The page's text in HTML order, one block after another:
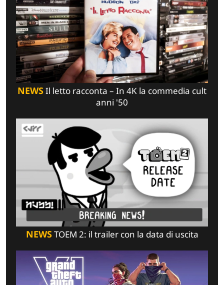
NEWSIl letto racconta – In 4K la commedia cult
anni '50
NEWSTOEM 2: il trailer con la data di uscita